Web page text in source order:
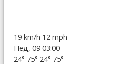
19 km/h 12 mph
Нед, 09 03:00
24° 75° 24° 75°